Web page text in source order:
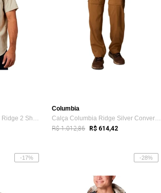
Camisa Columbia Silver Ridge 2 Short Sle...
Columbia
Calça Columbia Ridge Silver Convertible ...
R$ 1.012,86 R$ 614,42
-17% -28%